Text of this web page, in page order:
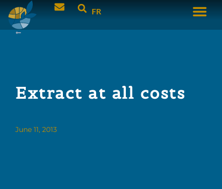
FR
Extract at all costs
June 11, 2013